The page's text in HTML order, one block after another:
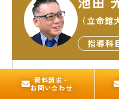
（立命館
指導科
合格実績
資料請求・
お問い合わせ